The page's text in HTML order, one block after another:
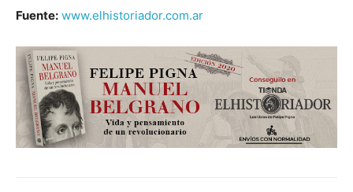
Fuente: www.elhistoriador.com.ar